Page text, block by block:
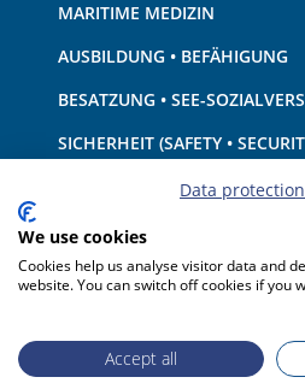
MARITIME MEDIZIN
AUSBILDUNG • BEFÄHIGUNG
BESATZUNG • SEE-
SICHERHEIT (SAFETY •
SCHIFF • AUSRÜSTUNG
UMWELTSCHUTZ • KLIMA
HAFTUNG • FINANZEN
Data
We use cookies
Cookies help us analyse visitor data and
website. You can switch off cookies if you
Accept all